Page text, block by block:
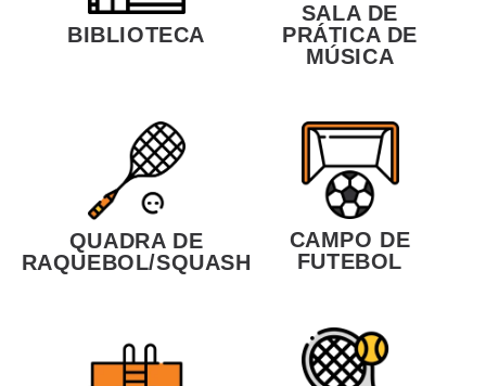
BIBLIOTECA
SALA DE
PRÁTICA DE
MÚSICA
QUADRA DE
RAQUEBOL/SQUASH
CAMPO DE
FUTEBOL